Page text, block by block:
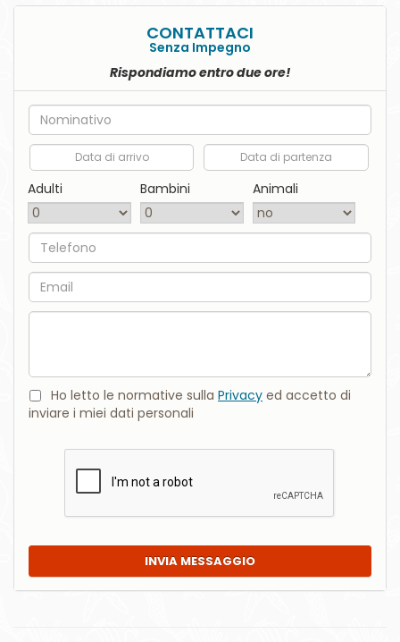
CONTATTACI
Senza Impegno
Rispondiamo entro due ore!
Nome
Data di arrivo
Data di partenza
Adulti
Bambini Animali
Telefono
Email
Ho letto le normative sulla Privacy ed accetto di
inviare i miei dati personali
INVIA MESSAGGIO